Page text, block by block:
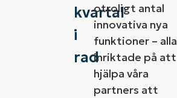
kvartal
i
rad
otroligt antal
innovativa nya
funktioner – alla
inriktade på att
hjälpa våra
partners att